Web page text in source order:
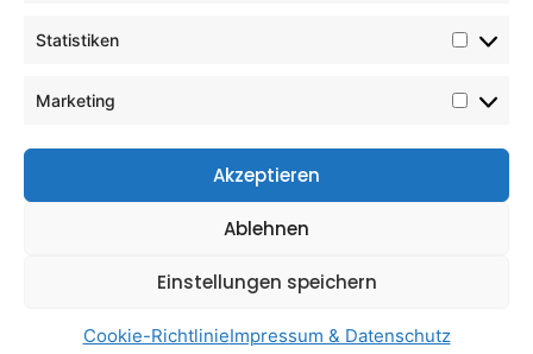
Statistiken
Marketing
Akzeptieren
Ablehnen
Einstellungen speichern
Cookie-RichtlinieImpressum & Datenschutz